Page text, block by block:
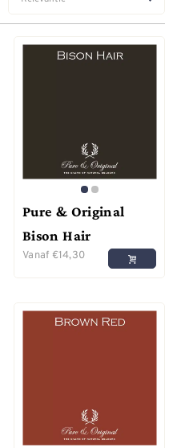
Pure & Original
Bison Hair
Vanaf €14,30